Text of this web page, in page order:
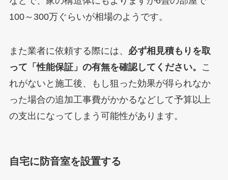
100～300万ぐらいが相場のようです。
また業者に依頼する際には、 必ず相見積もりを取
って「性能保証」の有無を確認してください。
こ
れがないと施工後、もし狙った効果が得られなか
った場合の追加工事費がかかるなどして予算以上
の支出になってしまう可能性があります。
自宅に防音室を設置する